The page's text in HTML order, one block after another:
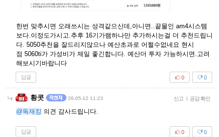
한번 맞추시면 오래쓰시는 성격같으신데,아니면..끝물인 am4시스템
보다.이정도가시고.추후 16기가램하나만 추가하시는걸 더 추천드립니
다. 5050추천을 잘드리지않으나 예산초과로 어쩔수없네요 현시
점 5060ti가 가성비가 제일 좋긴합니다. 예산더 투자 가능하시면.고려
해보시기바랍니다
답글 0
0
황콧 26-05-12 11:23 신고 | 공감 확인
@독재킹 의견 감사드립니다.
답글 0
0